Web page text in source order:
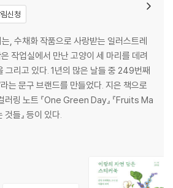
신청
, 수채화 작품으로 사랑받는 일러스트레
작업실에서 만난 고양이 세 마리를 데려
그리고 있다. 1년의 많은 날들 중 249번째
는 문구 브랜드를 만들었다. 지은 책으로
러링 노트 『One Green Day』 『Fruits Ma
것들』 등이 있다.